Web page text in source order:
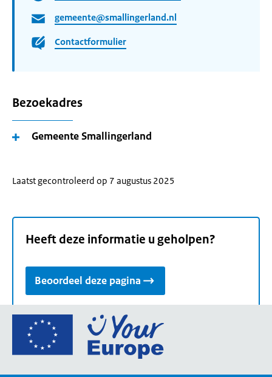
gemeente@smallingerland.nl
Contactformulier
Bezoekadres
Gemeente Smallingerland
Laatst gecontroleerd op 7 augustus 2025
Heeft deze informatie u geholpen?
Beoordeel deze pagina
Ga
de